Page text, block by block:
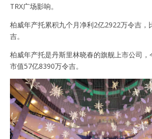
TRX广场影响。
柏威年产托累积九个月净利2亿2922万令吉，
吉。
柏威年产托是丹斯里林晓春的旗舰上市公司，
市值57亿8390万令吉。